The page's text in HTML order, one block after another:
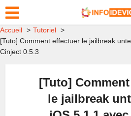
Accueil
Tutoriel
[Tuto] Comment effectuer le jailbreak
Cinject 0.5.3
[Tuto]
le jailbreak